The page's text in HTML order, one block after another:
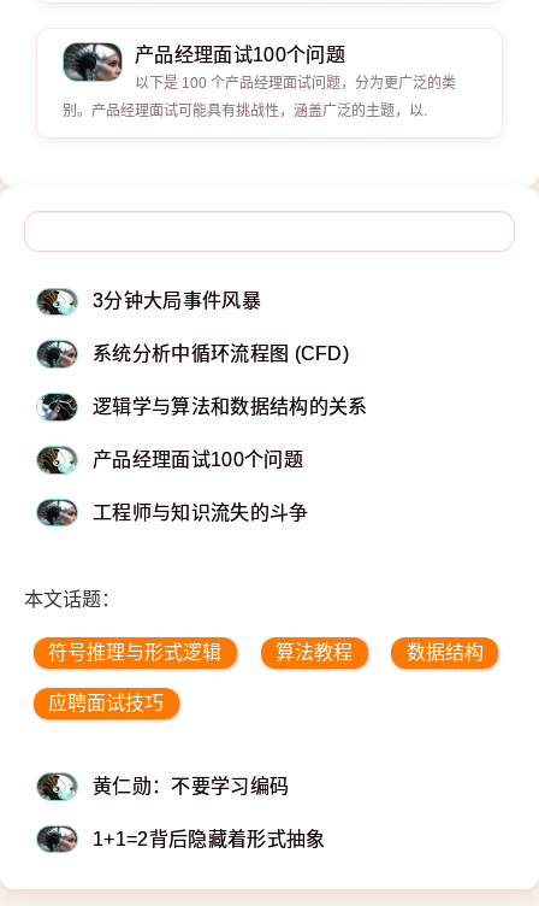
产品经理面试100个问题
以下是 100 个产品经理面试问题，分为更广泛的类
别。产品经理面试可能具有挑战性，涵盖广泛的主题，以.
3分钟大局事件风暴
系统分析中循环流程图 (CFD)
逻辑学与算法和数据结构的关系
产品经理面试100个问题
工程师与知识流失的斗争
本文话题：
符号推理与形式逻辑 算法教程 数据结构
应聘面试技巧
黄仁勋：不要学习编码
1+1=2背后隐藏着形式抽象